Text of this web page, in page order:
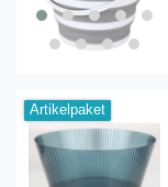
Artikelpaket